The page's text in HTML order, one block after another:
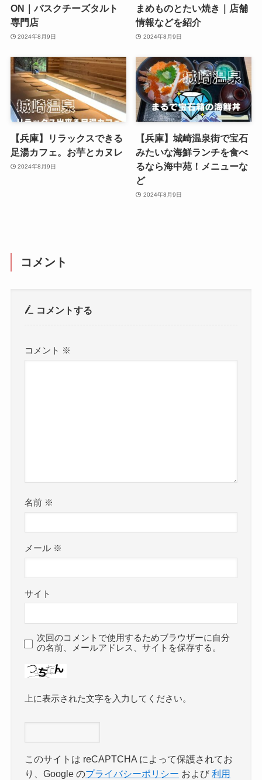
ON｜バスクチーズタルト
専門店
2024年8月9日
まめものとたい焼き｜店舗
情報などを紹介
2024年8月9日
【兵庫】リラックスできる
足湯カフェ。お芋とカヌレ
2024年8月9日
【兵庫】城崎温泉街で宝石
みたいな海鮮ランチを食べ
るなら海中苑！メニューな
ど
2024年8月9日
コメント
コメントする
コメント ※
名前 ※
メール ※
サイト
次回のコメントで使用するためブラウザーに自分
の名前、メールアドレス、サイトを保存する。
上に表示された文字を入力してください。
このサイトは reCAPTCHA によって保護されてお
り、Google のプライバシーポリシー および利用